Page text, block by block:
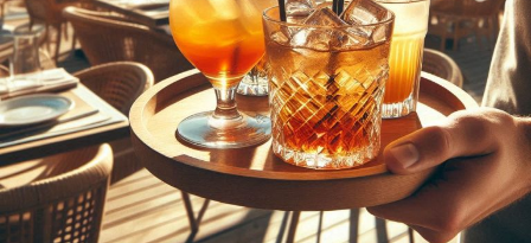
Astro­lo­gie: Erkun­de die tie­fe­re Bedeu­tung der
Ster­ne und Pla­ne­ten und wie sie dein Leben
beein­flus­sen. Ler­ne, dein Geburts­ho­ro­skop zu
ver­ste­hen und wie astro­lo­gi­sche Aspek­te dir hel­
fen kön­nen, Her­aus­for­de­run­gen zu meis­tern und
Chan­cen zu erkennen.